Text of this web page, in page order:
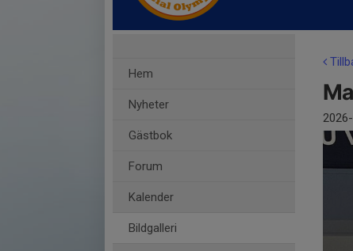
Hem
Nyheter
Gästbok
Forum
Kalender
Bildgalleri